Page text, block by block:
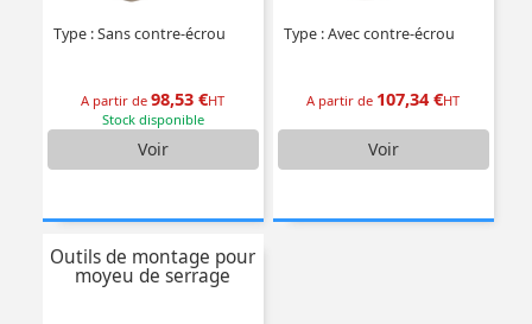
Type : Sans contre-écrou
A partir de98,53 €HT
Stock disponible
Voir
Type : Avec contre-écrou
A partir de 107,34 €HT
Voir
Outils de montage pour
moyeu de serrage